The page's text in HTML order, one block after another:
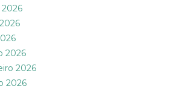
2026
2026
2026